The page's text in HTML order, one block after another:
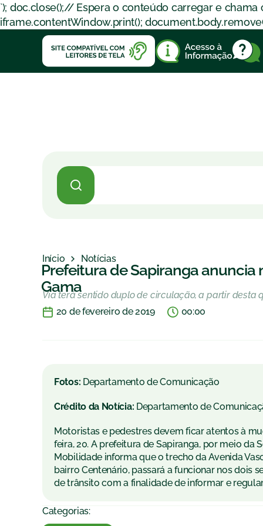
`); doc.close();// Espera o conteúdo carregar e
iframe.contentWindow.print();
Início Notícias
Prefeitura de Sapiranga
Gama
Via terá sentido duplo de circulação, a partir desta
20 de fevereiro de 2019
00:00
Fotos: Departamento de Comunicação
Crédito da Notícia: Departamento de
Motoristas e pedestres devem ficar atentos à
feira, 20. A prefeitura de Sapiranga, por meio da
Mobilidade informa que o trecho da Avenida
bairro Centenário, passará a funcionar nos dois
de trânsito com a finalidade de informar e
Categorias: